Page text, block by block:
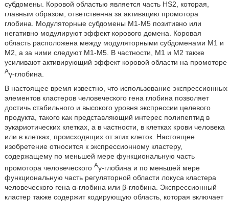
субдомены. Коровой областью является часть HS2, которая,
главным образом, ответственна за активацию промотора
глобина. Модуляторные субдомены M1-M5 позитивно или
негативно модулируют эффект корового домена. Коровая
область расположена между модуляторными субдоменами M1 и
M2, а за ними следуют M1-M5. В частности, M1 и M2 также
усиливают активирующий эффект коровой области на промоторе
Aγ-глобина.
В настоящее время известно, что использование экспрессионных
элементов кластеров человеческого гена глобина позволяет
достичь стабильного и высокого уровня экспрессии целевого
продукта, такого как представляющий интерес полипептид в
эукариотических клетках, а в частности, в клетках крови человека
или в клетках, происходящих от этих клеток. Настоящее
изобретение относится к экспрессионному кластеру,
содержащему по меньшей мере функциональную часть
промотора человеческого Aγ-глобина и по меньшей мере
функциональную часть регуляторной области локуса кластера
человеческого гена α-глобина или β-глобина. Экспрессионный
кластер также содержит кодирующую область, которая включает